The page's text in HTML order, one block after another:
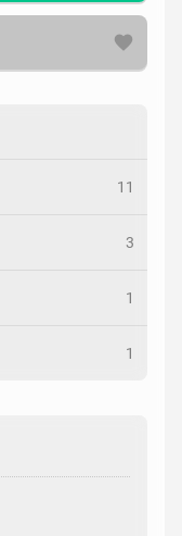
11
3
1
1